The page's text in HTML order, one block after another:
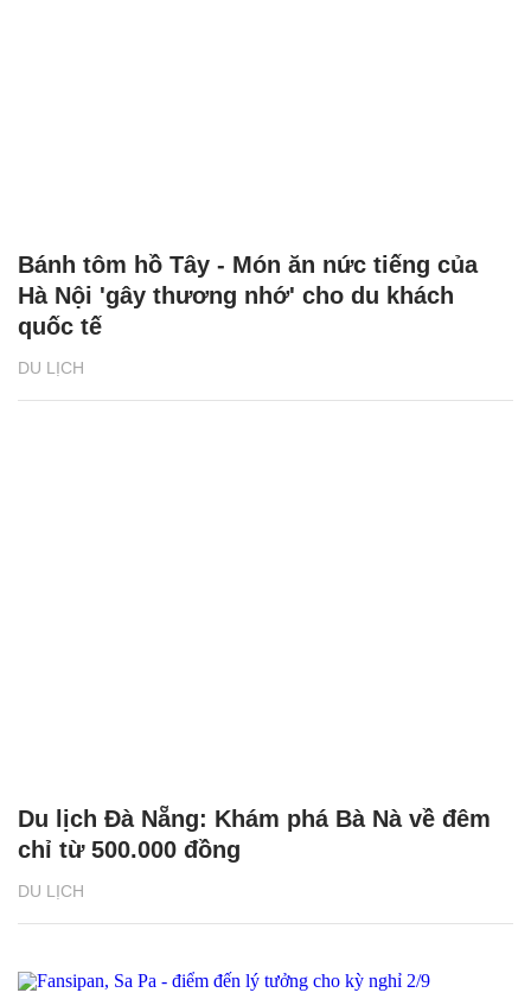
DU LỊCH
Bánh tôm hồ Tây - Món ăn nức tiếng của
Hà Nội 'gây thương nhớ' cho du khách
quốc tế
DU LỊCH
Du lịch Đà Nẵng: Khám phá Bà Nà về đêm
chỉ từ 500.000 đồng